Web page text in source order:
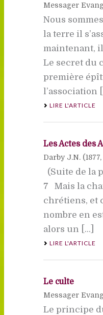
Messager
Nous
la terre il
maintenant,
Le secret du
première
l’association
LIRE L'ARTICLE
Les Actes des
Darby J.N. (1877,
(Suite de la
7 Mais la
chrétiens, et
nombre en
alors un [...]
LIRE L'ARTICLE
Le culte
Messager
Le principe